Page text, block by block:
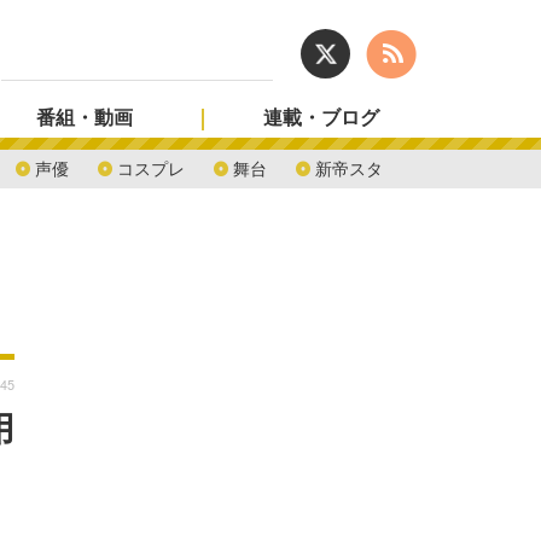
声優 コスプレ 舞台 新帝スタ
番組・動画 連載・ブログ